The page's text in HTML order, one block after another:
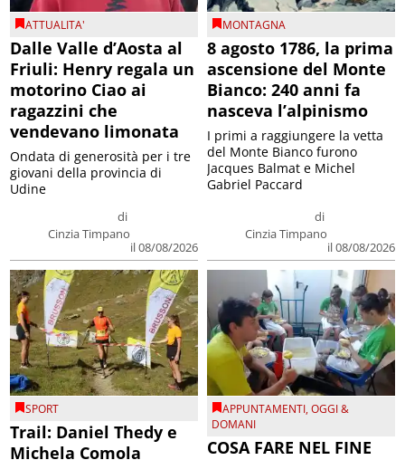
ATTUALITA'
Dalle Valle d’Aosta al
Friuli: Henry regala un
motorino Ciao ai
ragazzini che
vendevano limonata
di
Cinzia Timpano
il 08/08/2026
Ondata di generosità per i tre
giovani della provincia di
Udine
MONTAGNA
8 agosto 1786, la prima
ascensione del Monte
Bianco: 240 anni fa
nasceva l’alpinismo
di
Cinzia Timpano
il 08/08/2026
I primi a raggiungere la vetta
del Monte Bianco furono
Jacques Balmat e Michel
Gabriel Paccard
SPORT
Trail: Daniel Thedy e
Michela Comola
APPUNTAMENTI,OGGI &
DOMANI
COSA FARE NEL FINE